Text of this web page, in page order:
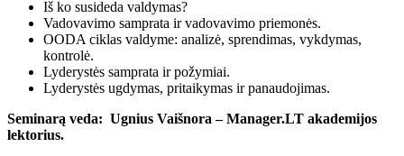
Iš ko susideda valdymas?
Vadovavimo samprata ir vadovavimo priemonės.
OODA ciklas valdyme: analizė, sprendimas, vykdymas,
kontrolė.
Lyderystės samprata ir požymiai.
Lyderystės ugdymas, pritaikymas ir panaudojimas.
Seminarą veda: Ugnius Vaišnora – Manager.LT akademijos
lektorius.